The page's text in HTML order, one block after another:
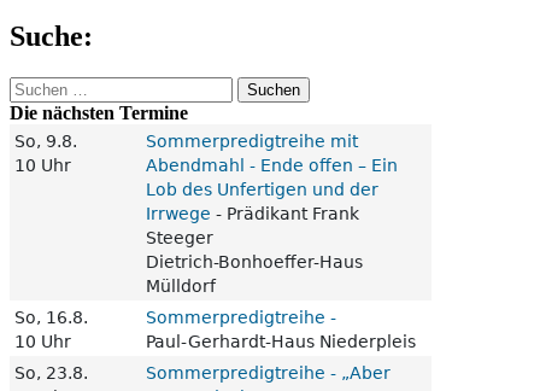
Suche:
Suchen
nach:
Die nächsten Termine